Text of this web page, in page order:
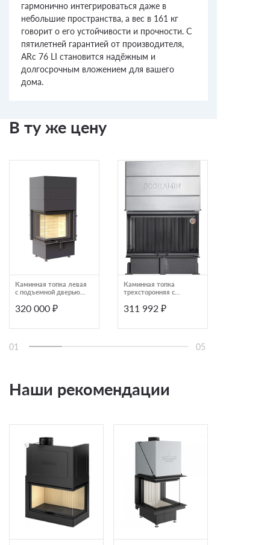
гармонично интегрироваться даже в
небольшие пространства, а вес в 161 кг
говорит о его устойчивости и прочности. С
пятилетней гарантией от производителя,
ARc 76 LI становится надёжным и
долгосрочным вложением для вашего
дома.
В ту же цену
Каминная топка левая
с подъемной дверью
320 000 ₽
Каминная топка
трехсторонняя с
Дельта 800
311 992 ₽
01 05
Наши рекомендации